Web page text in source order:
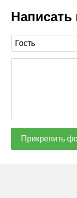
Написать
Прикрепить